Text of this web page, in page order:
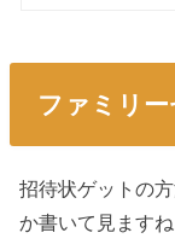
ファミリ
招待状ゲットの
か書いて見ますね